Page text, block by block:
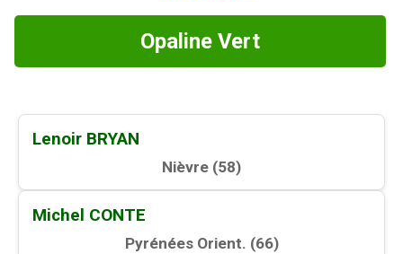
Opaline Vert
Lenoir BRYAN
Nièvre (58)
Michel CONTE
Pyrénées Orient. (66)